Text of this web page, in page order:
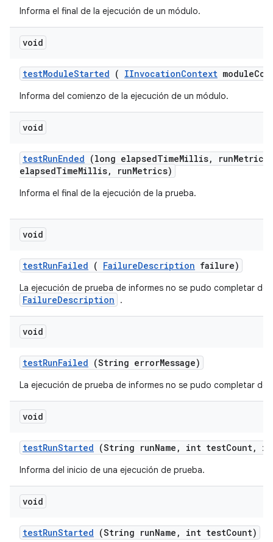
Informa el final de la ejecución de un módulo.
void
testModuleStarted ( IInvocationContext module
Informa del comienzo de la ejecución de un módulo.
void
testRunEnded (long elapsedTimeMillis, runMetrics)
elapsedTimeMillis, runMetrics)
Informa el final de la ejecución de la prueba.
void
testRunFailed ( FailureDescription failure)
La ejecución de prueba de informes no se pudo completar
FailureDescription .
void
testRunFailed (String errorMessage)
La ejecución de prueba de informes no se pudo completar
void
testRunStarted (String runName , int testCount,
Informa del inicio de una ejecución de prueba.
void
testRunStarted (String runName , int testCount)